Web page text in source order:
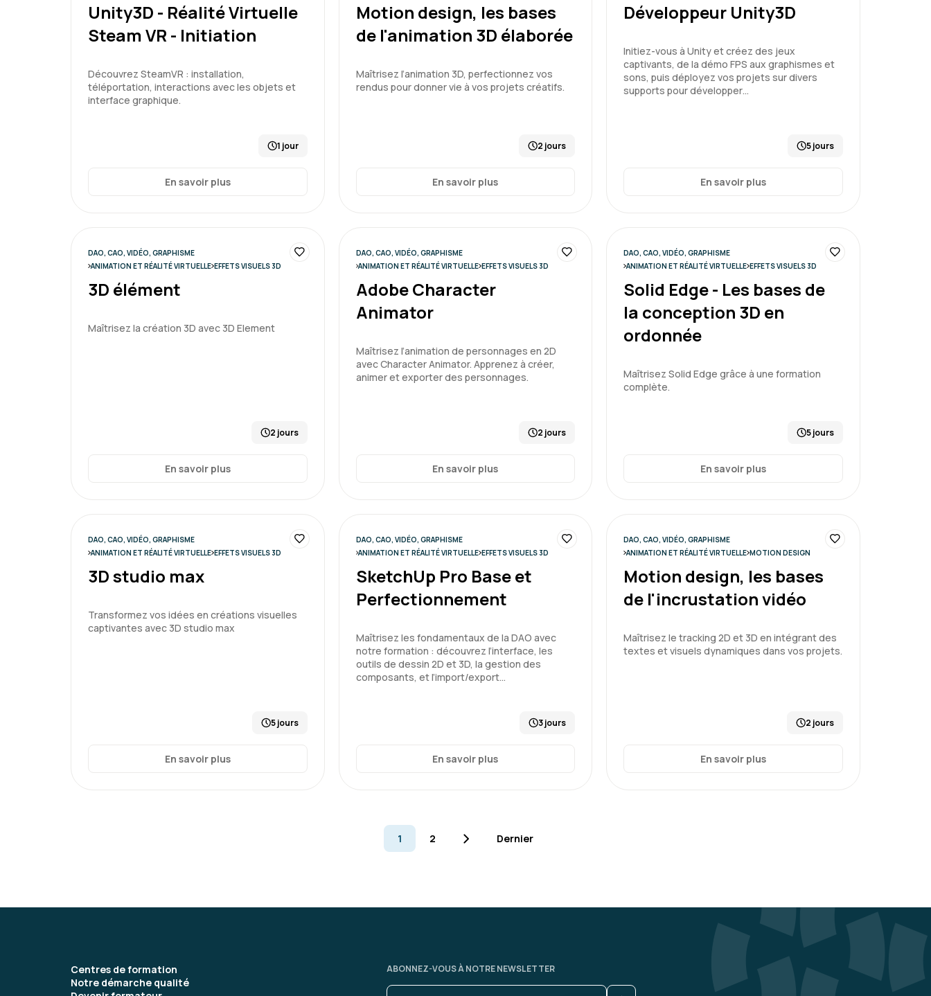
Unity3D - Réalité Virtuelle
Steam VR - Initiation
Découvrez SteamVR : installation,
téléportation, interactions avec les objets et
interface graphique.
1 jour
En savoir plus
Motion design, les bases
de l'animation 3D élaborée
Maîtrisez l’animation 3D, perfectionnez vos
rendus pour donner vie à vos projets créatifs.
2 jours
En savoir plus
Développeur Unity3D
Initiez-vous à Unity et créez des jeux
captivants, de la démo FPS aux graphismes et
sons, puis déployez vos projets sur divers
supports pour développer…
5 jours
En savoir plus
DAO, CAO, VIDÉO, GRAPHISME
ANIMATION ET RÉALITÉ VIRTUELLE EFFETS VISUELS 3D
3D élément
Maîtrisez la création 3D avec 3D Element
2 jours
En savoir plus
DAO, CAO, VIDÉO, GRAPHISME
ANIMATION ET RÉALITÉ VIRTUELLE EFFETS VISUELS 3D
Adobe Character
Animator
Maîtrisez l’animation de personnages en 2D
avec Character Animator. Apprenez à créer,
animer et exporter des personnages.
2 jours
En savoir plus
DAO, CAO, VIDÉO, GRAPHISME
ANIMATION ET RÉALITÉ VIRTUELLE EFFETS VISUELS 3D
Solid Edge - Les bases de
la conception 3D en
ordonnée
Maîtrisez Solid Edge grâce à une formation
complète.
5 jours
En savoir plus
DAO, CAO, VIDÉO, GRAPHISME
ANIMATION ET RÉALITÉ VIRTUELLE EFFETS VISUELS 3D
3D studio max
Transformez vos idées en créations visuelles
captivantes avec 3D studio max
5 jours
En savoir plus
DAO, CAO, VIDÉO, GRAPHISME
ANIMATION ET RÉALITÉ VIRTUELLE EFFETS VISUELS 3D
SketchUp Pro Base et
Perfectionnement
Maîtrisez les fondamentaux de la DAO avec
notre formation : découvrez l’interface, les
outils de dessin 2D et 3D, la gestion des
composants, et l’import/export…
3 jours
En savoir plus
DAO, CAO, VIDÉO, GRAPHISME
ANIMATION ET RÉALITÉ VIRTUELLE MOTION DESIGN
Motion design, les bases
de l'incrustation vidéo
Maîtrisez le tracking 2D et 3D en intégrant des
textes et visuels dynamiques dans vos projets.
2 jours
En savoir plus
1 2 Dernier
Centres de formation
Notre démarche qualité
ABONNEZ-VOUS À NOTRE NEWSLETTER